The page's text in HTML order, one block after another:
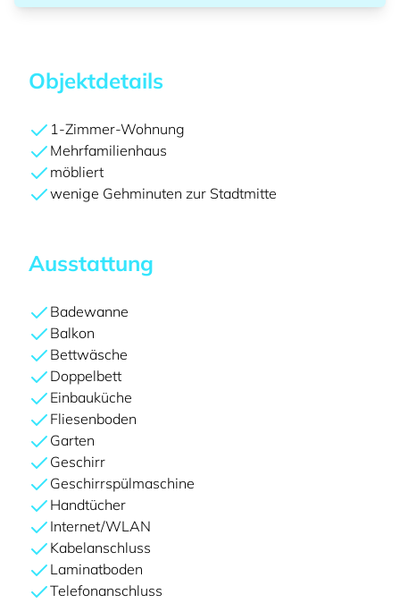
Objektdetails
1-Zimmer-Wohnung
Mehrfamilienhaus
möbliert
wenige Gehminuten zur Stadtmitte
Ausstattung
Badewanne
Balkon
Bettwäsche
Doppelbett
Einbauküche
Fliesenboden
Garten
Geschirr
Geschirrspülmaschine
Handtücher
Internet/WLAN
Kabelanschluss
Laminatboden
Telefonanschluss